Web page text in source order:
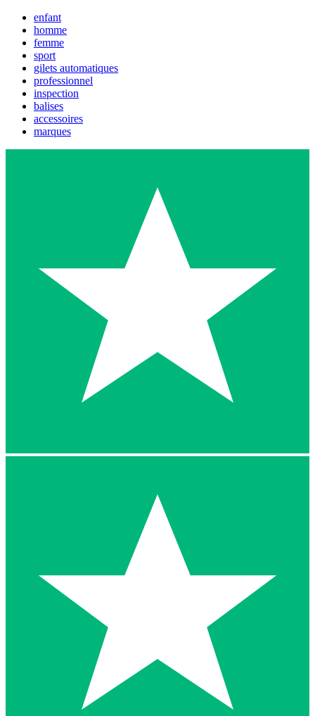
enfant
homme
femme
sport
gilets automatiques
professionnel
inspection
balises
accessoires
marques